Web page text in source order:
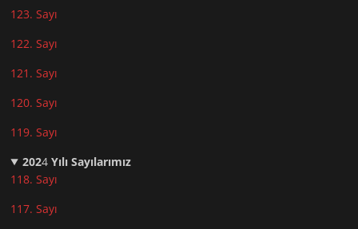
123. Sayı
122. Sayı
121. Sayı
120. Sayı
119. Sayı
2024Yılı Sayılarımız
118. Sayı
117. Sayı